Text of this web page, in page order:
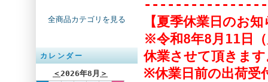
全商品カテゴリを見る
カレンダー
＜2026年8月 ＞
【夏季休業日のお
※令和8年8月11日
休業させて頂きま
※休業日前の出荷受